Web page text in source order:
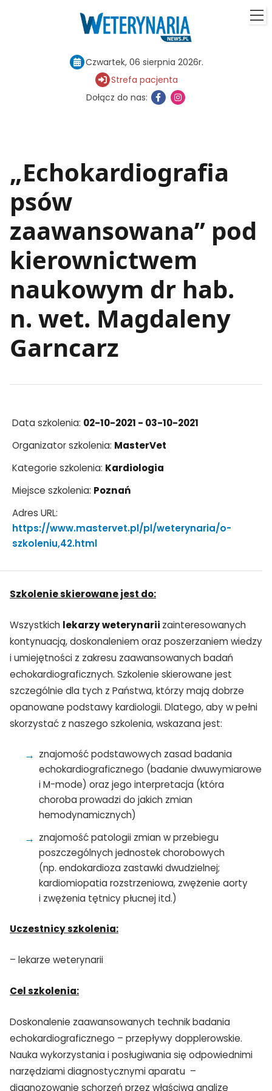
Czwartek, 06 sierpnia 2026r.
Strefa pacjenta
Dołącz do nas:
„Echokardiografia
psów
zaawansowana” pod
kierownictwem
naukowym dr hab.
n. wet. Magdaleny
Garncarz
Data szkolenia: 02-10-2021 - 03-10-2021
Organizator szkolenia: MasterVet
Kategorie szkolenia: Kardiologia
Miejsce szkolenia: Poznań
Adres URL:
https://www.mastervet.pl/pl/weterynaria/o-
szkoleniu,42.html
Szkolenie skierowane jest do:
Wszystkich lekarzy weterynarii zainteresowanych
kontynuacją, doskonaleniem oraz poszerzaniem wiedzy
i umiejętności z zakresu zaawansowanych badań
echokardiograficznych. Szkolenie skierowane jest
szczególnie dla tych z Państwa, którzy mają dobrze
opanowane podstawy kardiologii. Dlatego, aby w pełni
skorzystać z naszego szkolenia, wskazana jest:
znajomość podstawowych zasad badania
echokardiograficznego (badanie dwuwymiarowe
i M-mode) oraz jego interpretacja (która
choroba prowadzi do jakich zmian
hemodynamicznych)
znajomość patologii zmian w przebiegu
poszczególnych jednostek chorobowych
(np. endokardioza zastawki dwudzielnej;
kardiomiopatia rozstrzeniowa, zwężenie aorty
i zwężenia tętnicy płucnej itd.)
Uczestnicy szkolenia:
– lekarze weterynarii
Cel szkolenia:
Doskonalenie zaawansowanych technik badania
echokardiograficznego – przepływy dopplerowskie.
Nauka wykorzystania i posługiwania się odpowiednimi
narzędziami diagnostycznymi aparatu –
diagnozowanie schorzeń przez właściwą analizę